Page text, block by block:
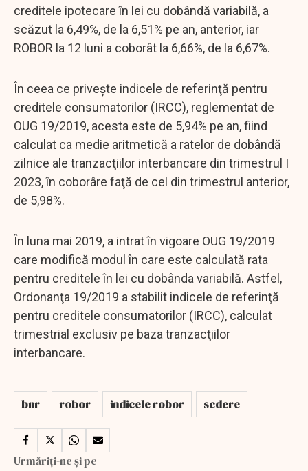
creditele ipotecare în lei cu dobândă variabilă, a
scăzut la 6,49%, de la 6,51% pe an, anterior, iar
ROBOR la 12 luni a coborât la 6,66%, de la 6,67%.
În ceea ce priveşte indicele de referinţă pentru
creditele consumatorilor (IRCC), reglementat de
OUG 19/2019, acesta este de 5,94% pe an, fiind
calculat ca medie aritmetică a ratelor de dobândă
zilnice ale tranzacţiilor interbancare din trimestrul I
2023, în coborâre faţă de cel din trimestrul anterior,
de 5,98%.
În luna mai 2019, a intrat în vigoare OUG 19/2019
care modifică modul în care este calculată rata
pentru creditele în lei cu dobânda variabilă. Astfel,
Ordonanţa 19/2019 a stabilit indicele de referinţă
pentru creditele consumatorilor (IRCC), calculat
trimestrial exclusiv pe baza tranzacţiilor
interbancare.
bnr robor indicele robor scdere
Urmăriți-ne și pe